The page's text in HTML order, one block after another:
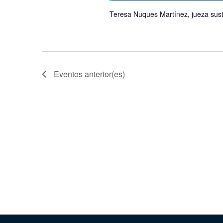
Teresa Nuques Martínez, jueza
Eventosanterior(es)